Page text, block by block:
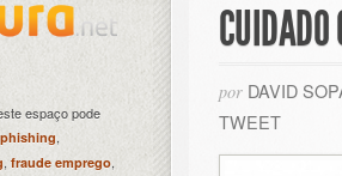
por DAVID
TWEET
espaço pode
phishing,
fraude emprego,